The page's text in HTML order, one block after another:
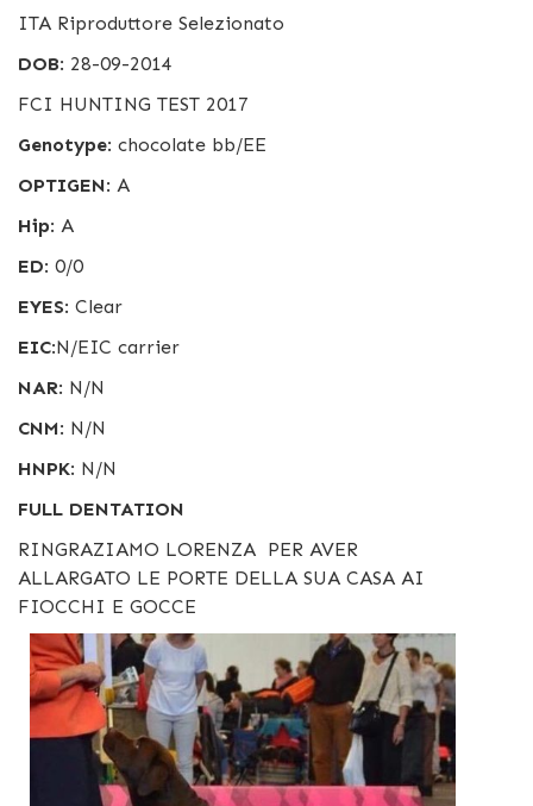
ITA Riproduttore Selezionato
DOB: 28-09-2014
FCI HUNTING TEST 2017
Genotype: chocolate bb/EE
OPTIGEN: A
Hip: A
ED: 0/0
EYES: Clear
EIC:N/EIC carrier
NAR: N/N
CNM: N/N
HNPK: N/N
FULL DENTATION
RINGRAZIAMO LORENZA PER AVER
ALLARGATO LE PORTE DELLA SUA CASA AI
FIOCCHI E GOCCE